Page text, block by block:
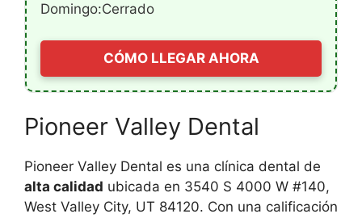
Domingo:Cerrado
CÓMO LLEGAR AHORA
Pioneer Valley Dental
Pioneer Valley Dental es una clínica dental de
alta calidad ubicada en 3540 S 4000 W #140,
West Valley City, UT 84120. Con una calificación